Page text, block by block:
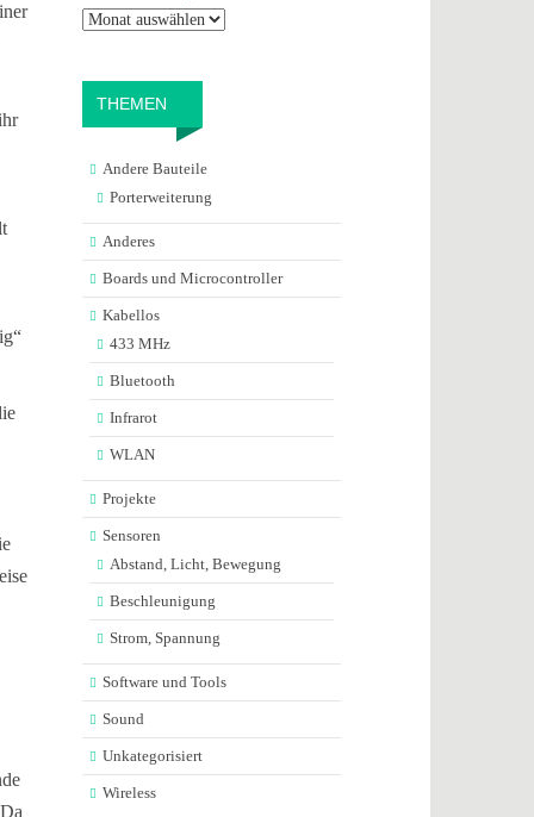
THEMEN
Andere Bauteile
Porterweiterung
Anderes
Boards und Microcontroller
Kabellos
433 MHz
Bluetooth
Infrarot
WLAN
Projekte
Sensoren
Abstand, Licht, Bewegung
Beschleunigung
Strom, Spannung
Software und Tools
Sound
Unkategorisiert
Wireless